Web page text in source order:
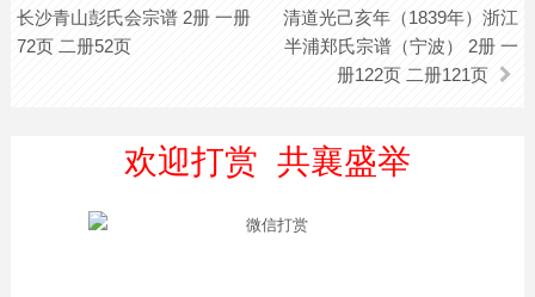
长沙青山彭氏会宗谱 2册 一册
72页 二册52页
清道光己亥年（1839年）浙江
半浦郑氏宗谱（宁波） 2册 一
册122页 二册121页
欢迎打赏 共襄盛举